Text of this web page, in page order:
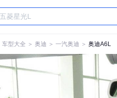
车型大全 ＞ 奥迪 ＞ 一汽奥迪 ＞ 奥迪A6L